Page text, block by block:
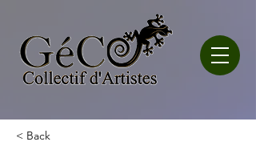
< Back